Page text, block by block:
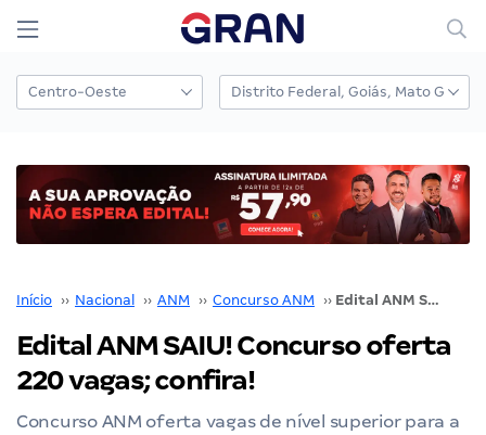
Início ›› Nacional ›› ANM ›› Concurso ANM ›› Edital ANM SAIU! Concurso oferta 220 vagas; confira!
Edital ANM SAIU! Concurso oferta
220 vagas; confira!
Concurso ANM oferta vagas de nível superior para a